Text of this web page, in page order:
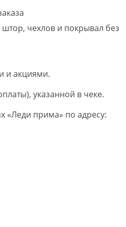
чехлов и покрывал без
и акциями.
указанной в чеке.
«Леди прима» по адресу: